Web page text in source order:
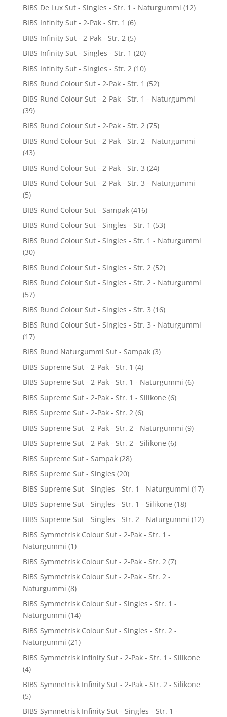
BIBS De Lux Sut - Singles - Str. 1 - Naturgummi (12)
BIBS Infinity Sut - 2-Pak - Str. 1 (6)
BIBS Infinity Sut - 2-Pak - Str. 2 (5)
BIBS Infinity Sut - Singles - Str. 1 (20)
BIBS Infinity Sut - Singles - Str. 2 (10)
BIBS Rund Colour Sut - 2-Pak - Str. 1 (52)
BIBS Rund Colour Sut - 2-Pak - Str. 1 - Naturgummi
(39)
BIBS Rund Colour Sut - 2-Pak - Str. 2 (75)
BIBS Rund Colour Sut - 2-Pak - Str. 2 - Naturgummi
(43)
BIBS Rund Colour Sut - 2-Pak - Str. 3 (24)
BIBS Rund Colour Sut - 2-Pak - Str. 3 - Naturgummi
(5)
BIBS Rund Colour Sut - Sampak (416)
BIBS Rund Colour Sut - Singles - Str. 1 (53)
BIBS Rund Colour Sut - Singles - Str. 1 - Naturgummi
(30)
BIBS Rund Colour Sut - Singles - Str. 2 (52)
BIBS Rund Colour Sut - Singles - Str. 2 - Naturgummi
(57)
BIBS Rund Colour Sut - Singles - Str. 3 (16)
BIBS Rund Colour Sut - Singles - Str. 3 - Naturgummi
(17)
BIBS Rund Naturgummi Sut - Sampak (3)
BIBS Supreme Sut - 2-Pak - Str. 1 (4)
BIBS Supreme Sut - 2-Pak - Str. 1 - Naturgummi (6)
BIBS Supreme Sut - 2-Pak - Str. 1 - Silikone (6)
BIBS Supreme Sut - 2-Pak - Str. 2 (6)
BIBS Supreme Sut - 2-Pak - Str. 2 - Naturgummi (9)
BIBS Supreme Sut - 2-Pak - Str. 2 - Silikone (6)
BIBS Supreme Sut - Sampak (28)
BIBS Supreme Sut - Singles (20)
BIBS Supreme Sut - Singles - Str. 1 - Naturgummi (17)
BIBS Supreme Sut - Singles - Str. 1 - Silikone (18)
BIBS Supreme Sut - Singles - Str. 2 - Naturgummi (12)
BIBS Symmetrisk Colour Sut - 2-Pak - Str. 1 -
Naturgummi (1)
BIBS Symmetrisk Colour Sut - 2-Pak - Str. 2 (7)
BIBS Symmetrisk Colour Sut - 2-Pak - Str. 2 -
Naturgummi (8)
BIBS Symmetrisk Colour Sut - Singles - Str. 1 -
Naturgummi (14)
BIBS Symmetrisk Colour Sut - Singles - Str. 2 -
Naturgummi (21)
BIBS Symmetrisk Infinity Sut - 2-Pak - Str. 1 - Silikone
(4)
BIBS Symmetrisk Infinity Sut - 2-Pak - Str. 2 - Silikone
(5)
BIBS Symmetrisk Infinity Sut - Singles - Str. 1 -